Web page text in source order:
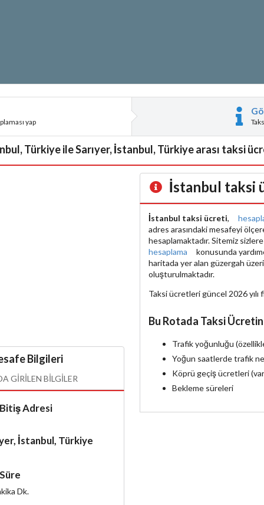
yap
Türkiye ile Sarıyer, İstanbul, Türkiye arası taksi
Bilgileri
GIRILEN BILGILER
Bitiş Adresi
İstanbul, Türkiye
Süre
Dk.
İstanbul taksi
İstanbul taksi ücreti,
adres arasındaki mesafeyi
hesaplamaktadır. Sitemiz
hesaplama
konusunda
haritada yer alan güzergah
oluşturulmaktadır.
Taksi ücretleri güncel 2026 yılı
Bu Rotada Taksi
Trafik yoğunluğu
Yoğun saatlerde trafik
Köprü geçiş ücretleri
Bekleme süreleri